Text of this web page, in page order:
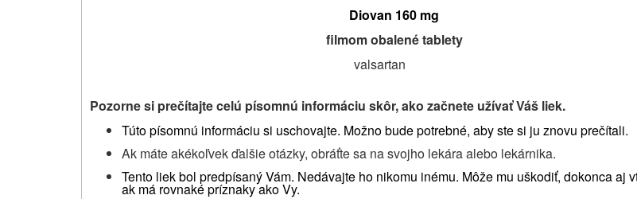
Diovan 160 mg
filmom obalené tablety
valsartan
Pozorne si prečítajte celú písomnú informáciu skôr, ako začnete užívať Váš liek.
Túto písomnú informáciu si uschovajte. Možno bude potrebné, aby ste si ju znovu prečítali.
Ak máte akékoľvek ďalšie otázky, obráťte sa na svojho lekára alebo lekárnika.
Tento liek bol predpísaný Vám. Nedávajte ho nikomu inému. Môže mu uškodiť, dokonca aj
ak má rovnaké príznaky ako Vy.